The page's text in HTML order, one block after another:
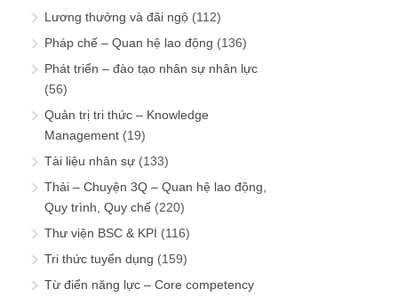
Lương thưởng và đãi ngộ (112)
Pháp chế – Quan hệ lao động (136)
Phát triển – đào tạo nhân sự nhân lực
(56)
Quản trị tri thức – Knowledge
Management (19)
Tài liệu nhân sự (133)
Thải – Chuyện 3Q – Quan hệ lao động,
Quy trình, Quy chế (220)
Thư viện BSC & KPI (116)
Tri thức tuyển dụng (159)
Từ điển năng lực – Core competency